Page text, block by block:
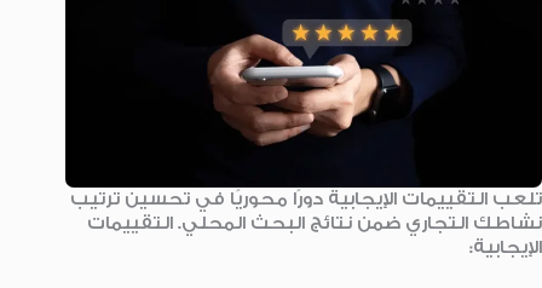
تلعب التقييمات الإيجابية دورًا محوريًا في تحسين ترتيب
نشاطك التجاري ضمن نتائج البحث المحلي. التقييمات
الإيجابية: